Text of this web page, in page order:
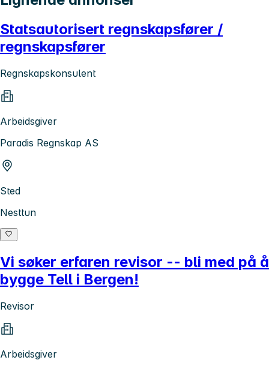
Statsautorisert regnskapsfører /
regnskapsfører
Regnskapskonsulent
Arbeidsgiver
Paradis Regnskap AS
Sted
Nesttun
Vi søker erfaren revisor -- bli med på å
bygge Tell i Bergen!
Revisor
Arbeidsgiver